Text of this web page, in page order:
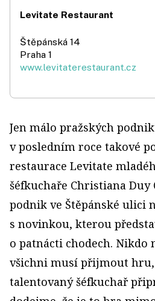
Levitate Restaurant
Štěpánská 14
Praha 1
www.levitaterestaurant.cz
Jen málo pražských
v posledním roce takové
restaurace Levitate
šéfkuchaře Christiana Duy
podnik ve Štěpánské ulici
s novinkou, kterou
o patnácti chodech. Nikdo
všichni musí přijmout
talentovaný šéfkuchař